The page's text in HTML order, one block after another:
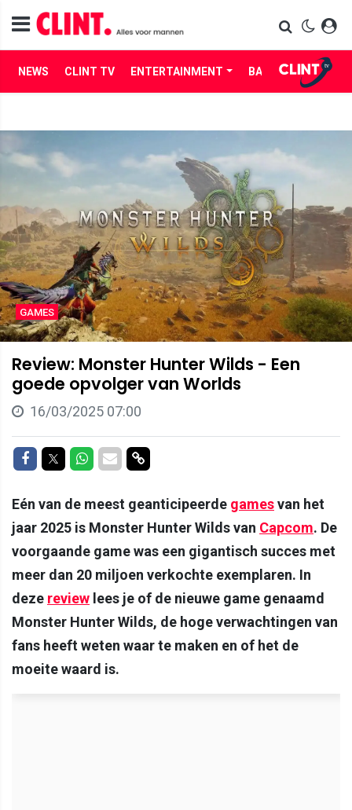
NEWS CLINT TV ENTERTAINMENT BABES LIFE
GAMES
Review: Monster Hunter Wilds - Een
goede opvolger van Worlds
16/03/2025 07:00
Delen op Facebook
Delen op Twitter
Delen op Whatsapp
Delen via Mail
Delen via link
Eén van de meest geanticipeerde gamesvan het
jaar 2025 is Monster Hunter Wilds van Capcom. De
voorgaande game was een gigantisch succes met
meer dan 20 miljoen verkochte exemplaren. In
deze review lees je of de nieuwe game genaamd
Monster Hunter Wilds, de hoge verwachtingen van
fans heeft weten waar te maken en of het de
moeite waard is.